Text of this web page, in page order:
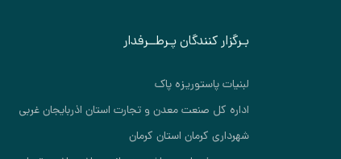
بـرگزار کنندگان پـرطــرفدار
لبنیات پاستوریزه پاک
اداره کل صنعت معدن و تجارت استان اذربایجان غربی
شهرداری کرمان استان کرمان